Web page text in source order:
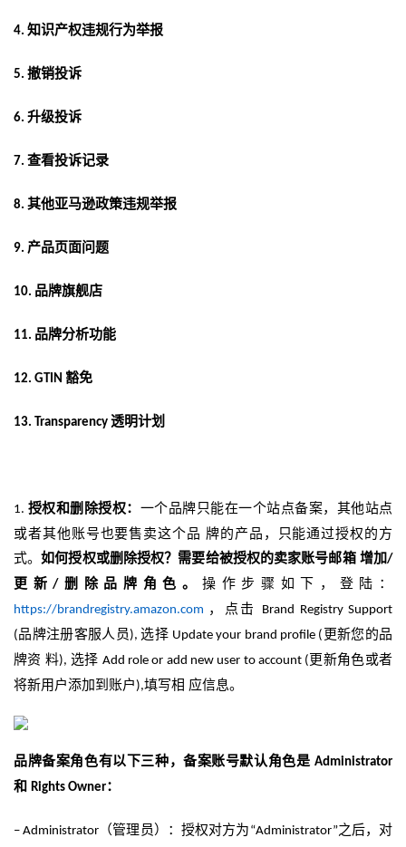
4. 知识产权违规行为举报
5. 撤销投诉
6. 升级投诉
7. 查看投诉记录
8. 其他亚马逊政策违规举报
9. 产品页面问题
10. 品牌旗舰店
11. 品牌分析功能
12. GTIN 豁免
13. Transparency 透明计划
1. 授权和删除授权： 一个品牌只能在一个站点备案，其他站点
或者其他账号也要售卖这个品 牌的产品，只能通过授权的方
式。如何授权或删除授权？需要给被授权的卖家账号邮箱 增加/
更新 /删除品牌角色。 操作步骤如下，登陆：
https://brandregistry.amazon.com ，点击 Brand Registry Support
(品牌注册客服人员 ),选择 Update your brand profile ( 更新您的品
牌资 料), 选择 Add role or add new user to account ( 更新角色或者
将新用户添加到账户 ),填写相 应信息。
品牌备案角色有以下三种，备案账号默认角色是 Administrator
和 Rights Owner：
–Administrator （管理员）：授权对方为 “Administrator”之后，对